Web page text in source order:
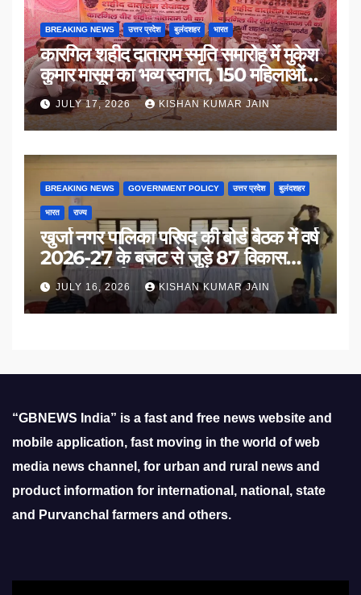
BREAKING NEWS उत्तर प्रदेश बुलंदशहर भारत
कारगिल शहीद दाताराम स्मृति समारोह में मुकेश
कुमार मासूम का भव्य स्वागत, 150 महिलाओं
का सम्मान
JULY 17, 2026 KISHAN KUMAR JAIN
BREAKING NEWS GOVERNMENT POLICY उत्तर प्रदेश बुलंदशहर
भारत राज्य
खुर्जा नगर पालिका परिषद की बोर्ड बैठक में वर्ष
2026-27 के बजट से जुड़े 87 विकास
प्रस्तावों को मिली मंजूरी
JULY 16, 2026 KISHAN KUMAR JAIN
“GBNEWS India” is a fast and free news website and
mobile application, fast moving in the world of web
media news channel, for urban and rural news and
product information for international, national, state
and Purvanchal farmers and others.